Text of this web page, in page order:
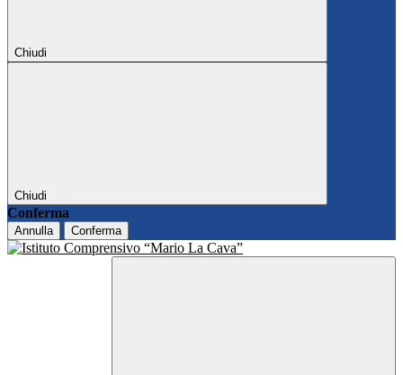
Chiudi
Chiudi
Conferma
Annulla Conferma